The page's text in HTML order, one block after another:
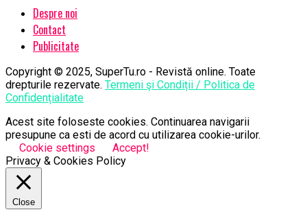
Despre noi
Contact
Publicitate
Copyright © 2025, SuperTu.ro - Revistă online. Toate
drepturile rezervate. Termeni şi Condiții / Politica de
Confidențialitate
Acest site foloseste cookies. Continuarea navigarii
presupune ca esti de acord cu utilizarea cookie-urilor.
Cookie settings
Accept!
Privacy & Cookies Policy
Close